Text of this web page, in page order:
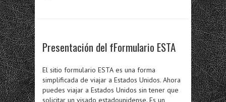
Presentación del fFormulario ESTA
El sitio formulario ESTA es una forma
simplificada de viajar a Estados Unidos. Ahora
puedes viajar a Estados Unidos sin tener que
solicitar un visado estadounidense. Es un